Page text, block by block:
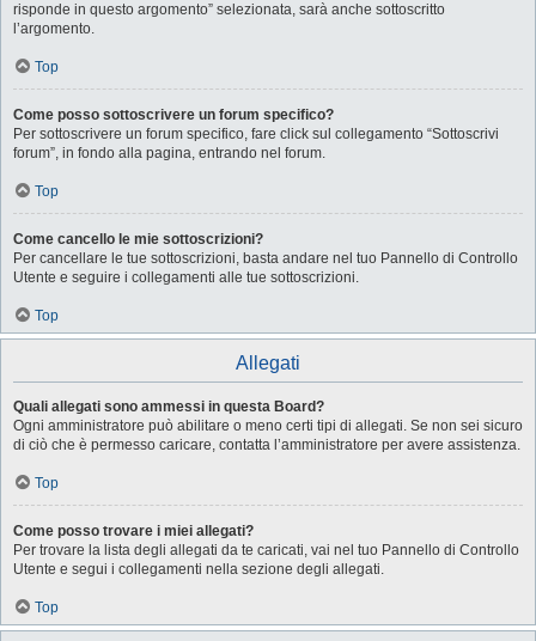
risponde in questo argomento” selezionata, sarà anche sottoscritto
l’argomento.
Top
Come posso sottoscrivere un forum specifico?
Per sottoscrivere un forum specifico, fare click sul collegamento “Sottoscrivi
forum”, in fondo alla pagina, entrando nel forum.
Top
Come cancello le mie sottoscrizioni?
Per cancellare le tue sottoscrizioni, basta andare nel tuo Pannello di Controllo
Utente e seguire i collegamenti alle tue sottoscrizioni.
Top
Allegati
Quali allegati sono ammessi in questa Board?
Ogni amministratore può abilitare o meno certi tipi di allegati. Se non sei sicuro
di ciò che è permesso caricare, contatta l’amministratore per avere assistenza.
Top
Come posso trovare i miei allegati?
Per trovare la lista degli allegati da te caricati, vai nel tuo Pannello di Controllo
Utente e segui i collegamenti nella sezione degli allegati.
Top